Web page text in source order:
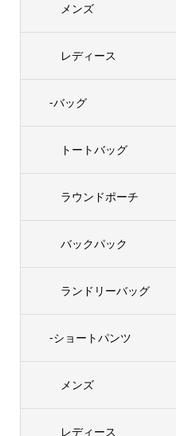
メンズ
レディース
-バッグ
トートバッグ
ラウンドポーチ
バックパック
ランドリーバッグ
-ショートパンツ
メンズ
レディース